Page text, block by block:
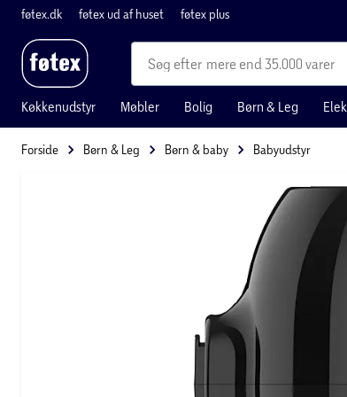
føtex.dk føtex ud af huset føtex plus
mere end 35.000 varer
Køkkenudstyr Møbler Bolig Børn & Leg
Forside Børn & Leg Børn & baby Babyudstyr